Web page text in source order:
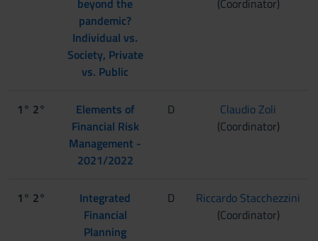
beyond the
pandemic?
Individual vs.
Society, Private
vs. Public
(Coordinator)
1° 2°
Elements of
Financial Risk
Management -
2021/2022
D
Claudio Zoli
(Coordinator)
1° 2°
Integrated
Financial
Planning
D
Riccardo Stacchezzini
(Coordinator)